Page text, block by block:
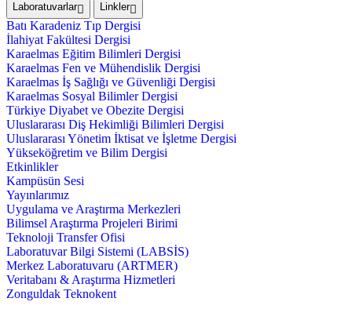
Laboratuvarlar
Linkler
Batı Karadeniz Tıp Dergisi
İlahiyat Fakültesi Dergisi
Karaelmas Eğitim Bilimleri Dergisi
Karaelmas Fen ve Mühendislik Dergisi
Karaelmas İş Sağlığı ve Güvenliği Dergisi
Karaelmas Sosyal Bilimler Dergisi
Türkiye Diyabet ve Obezite Dergisi
Uluslararası Diş Hekimliği Bilimleri Dergisi
Uluslararası Yönetim İktisat ve İşletme Dergisi
Yükseköğretim ve Bilim Dergisi
Etkinlikler
Kampüsün Sesi
Yayınlarımız
Uygulama ve Araştırma Merkezleri
Bilimsel Araştırma Projeleri Birimi
Teknoloji Transfer Ofisi
Laboratuvar Bilgi Sistemi (LABSİS)
Merkez Laboratuvaru (ARTMER)
Veritabanı & Araştırma Hizmetleri
Zonguldak Teknokent